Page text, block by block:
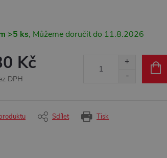
>5 ks 11.8.2026
Kč
DPH
Tisk
Sdílet